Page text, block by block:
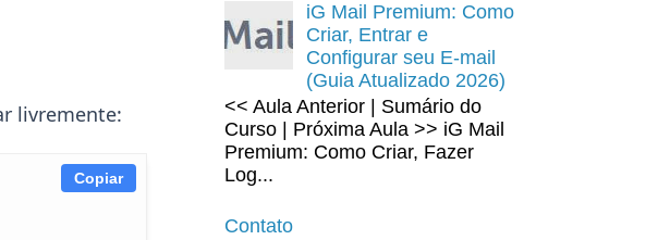
livremente:
Copiar
iG Mail Premium: Como
Criar, Entrar e
Configurar seu E-mail
(Guia Atualizado 2026)
<< Aula Anterior | Sumário do
Curso | Próxima Aula >> iG Mail
Premium: Como Criar, Fazer
Log...
Contato